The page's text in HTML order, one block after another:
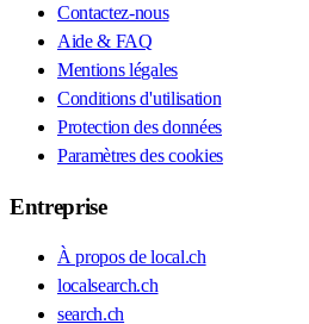
Contactez-nous
Aide & FAQ
Mentions légales
Conditions d'utilisation
Protection des données
Paramètres des cookies
Entreprise
À propos de local.ch
localsearch.ch
search.ch